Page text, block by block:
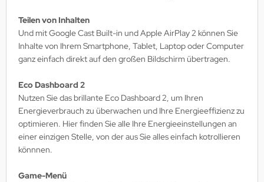
Teilen von Inhalten
Und mit Google Cast Built-in und Apple AirPlay 2 können Sie
Inhalte von Ihrem Smartphone, Tablet, Laptop oder Computer
ganz einfach direkt auf den großen Bildschirm übertragen.
Eco Dashboard 2
Nutzen Sie das brillante Eco Dashboard 2, um Ihren
Energieverbrauch zu überwachen und Ihre Energieeffizienz zu
optimieren. Hier finden Sie alle Ihre Energieeinstellungen an
einer einzigen Stelle, von der aus Sie alles einfach kotrollieren
könnnen.
Game-Menü